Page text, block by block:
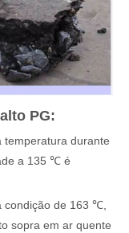
PG:
temperatura durante
a 135 ℃ é
condição de 163 ℃,
sopra em ar quente